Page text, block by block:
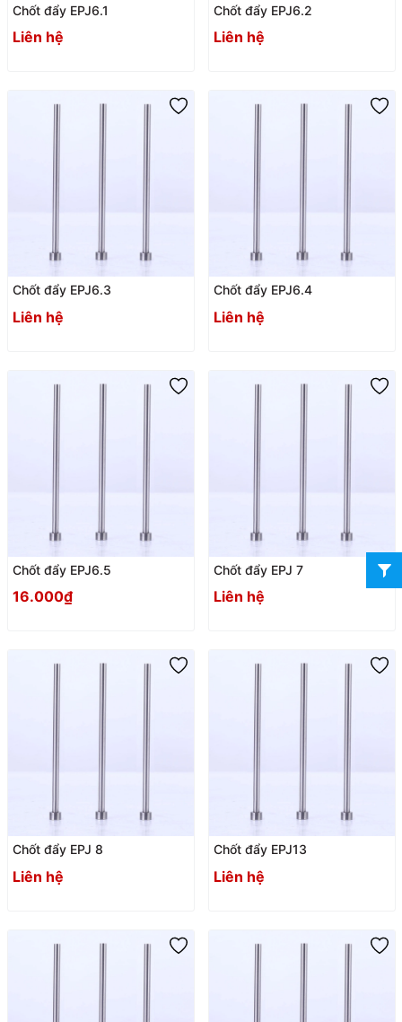
Chốt đẩy EPJ6.1
Liên hệ
Chốt đẩy EPJ6.2
Liên hệ
Chốt đẩy EPJ6.3
Liên hệ
Chốt đẩy EPJ6.4
Liên hệ
Chốt đẩy EPJ6.5
16.000₫
Chốt đẩy EPJ 7
Liên hệ
Chốt đẩy EPJ 8
Liên hệ
Chốt đẩy EPJ13
Liên hệ